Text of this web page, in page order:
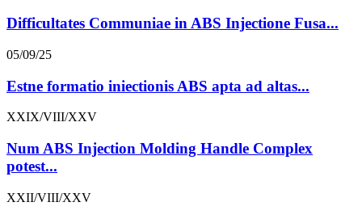
Difficultates Communiae in ABS Injectione Fusa...
05/09/25
Estne formatio iniectionis ABS apta ad altas...
XXIX/VIII/XXV
Num ABS Injection Molding Handle Complex
potest...
XXII/VIII/XXV